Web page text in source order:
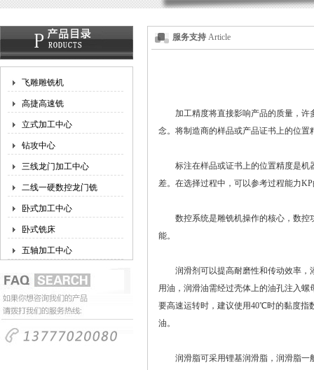
飞雕雕铣机
高捷高速铣
立式加工中心
钻攻中心
三线龙门加工中心
二线一硬数控龙门铣
卧式加工中心
卧式铣床
五轴加工中心
服务支持 Article
加工精度将直接影响产品的质量，许
念。将制造商的样品或产品证书上的位置
标注在样品或证书上的位置精度是机
差。在选择过程中，可以参考过程能力
数控系统是雕铣机操作的核心，数控
能。
润滑剂可以提高耐磨性和传动效率，
用油，润滑油需经过壳体上的油孔注入
要高速运转时，建议使用40℃时的黏度指
油。
润滑脂可采用锂基润滑脂，润滑脂一